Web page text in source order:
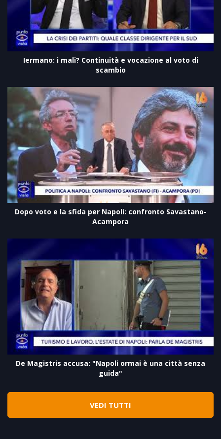
Iermano: i mali? Continuità e vocazione al voto di
scambio
Dopo voto e la sfida per Napoli: confronto Savastano-
Acampora
De Magistris accusa: "Napoli ormai è una città senza
guida"
VEDI TUTTI